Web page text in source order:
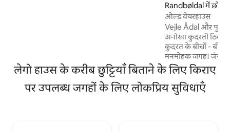
Randbøldal में छोटा
ओल्ड वेयरहाउस
Vejle Ådal और पुराने
अनोखा कुदरती
कुदरत के बीचों -
मनमोहक जगह। जंगल
हुआ, अपनी छत और
लकड़ी जलाने वाला
सुसज्जित किचन मिलेगा। Vejle Ådal में
LEGOLAND,
लेगो हाउस के करीब छुट्टियाँ बिताने के लिए किराए
पर उपलब्ध जगहों के लिए लोकप्रिय सुविधाएँ